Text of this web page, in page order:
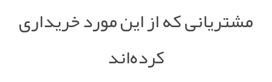
مشتریانی که از این مورد خریداری
کرده‌اند